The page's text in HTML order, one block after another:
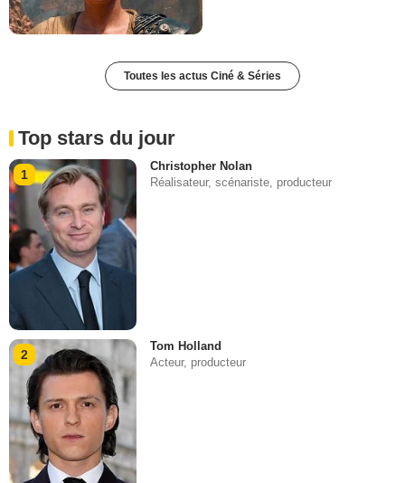
Toutes les actus Ciné & Séries
Top stars du jour
1
Christopher Nolan
Réalisateur, scénariste, producteur
2
Tom Holland
Acteur, producteur